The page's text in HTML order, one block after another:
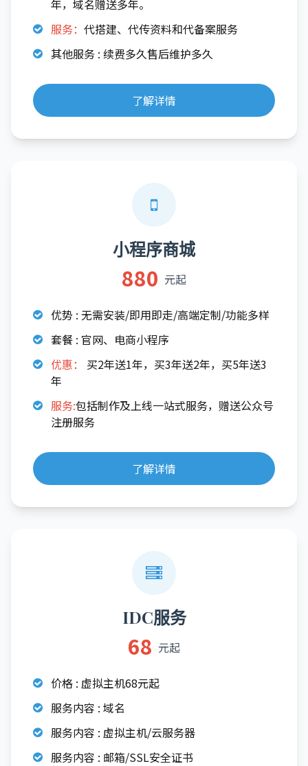
年，域名赠送多年。
服务： 代搭建、代传资料和代备案服务
其他服务 : 续费多久售后维护多久
了解详情
小程序商城
880 元起
优势 : 无需安装/即用即走/高端定制/功能多样
套餐 : 官网、电商小程序
优惠：
买2年送1年，买3年送2年，买5年送3
年
服务:包括制作及上线一站式服务，赠送公众号
注册服务
了解详情
IDC服务
68 元起
价格 : 虚拟主机68元起
服务内容 : 域名
服务内容 : 虚拟主机/云服务器
服务内容 : 邮箱/SSL安全证书